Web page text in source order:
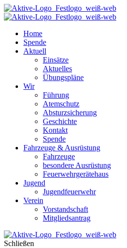
Home
Spende
Aktuell
Einsätze
Aktuelles
Übungspläne
Wir
Führung
Atemschutz
Absturzsicherung
Geschichte
Kontakt
Spende
Fahrzeuge & Ausrüstung
Fahrzeuge
besondere Ausrüstung
Feuerwehrgerätehaus
Jugend
Jugendfeuerwehr
Verein
Vorstandschaft
Mitgliedsantrag
Schließen